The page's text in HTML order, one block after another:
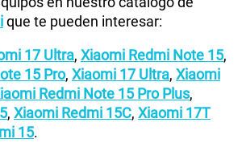
que te pueden interesar:
17 Ultra, Xiaomi Redmi Note 15,
15 Pro, Xiaomi 17 Ultra, Xiaomi
Redmi Note 15 Pro Plus,
, Xiaomi Redmi 15C, Xiaomi 17T
15.